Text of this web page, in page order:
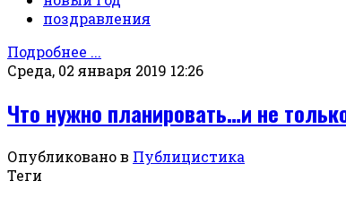
поздравления
Подробнее ...
Среда, 02 января 2019 12:26
Что нужно планировать…и не
Опубликовано в Публицистика
Теги